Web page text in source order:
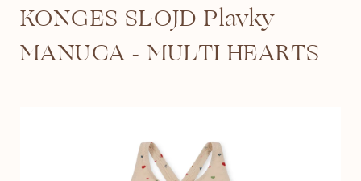
KONGES SLOJD Plavky
MANUCA - MULTI HEARTS